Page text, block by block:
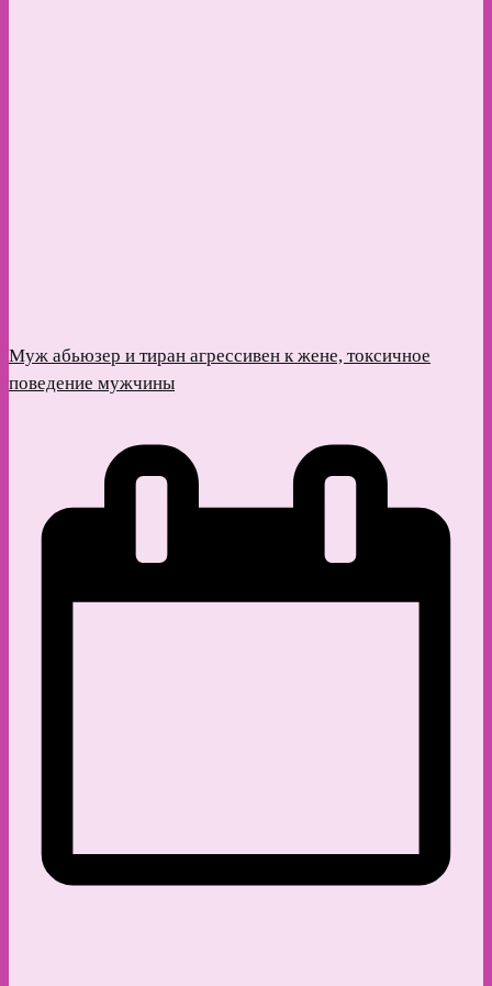
Муж абьюзер и тиран агрессивен к жене, токсичное
поведение мужчины